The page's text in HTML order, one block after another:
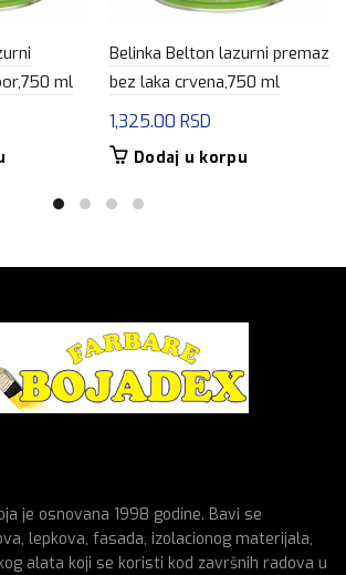
ml
Belinka Belton lazurni premaz
bez laka crvena,750 ml
1,325.00 RSD
Dodaj u korpu
je osnovana 1998 godine. Bavi se
lepkova, fasada, izolacionog materijala,
alata koji se koristi kod završnih radova u